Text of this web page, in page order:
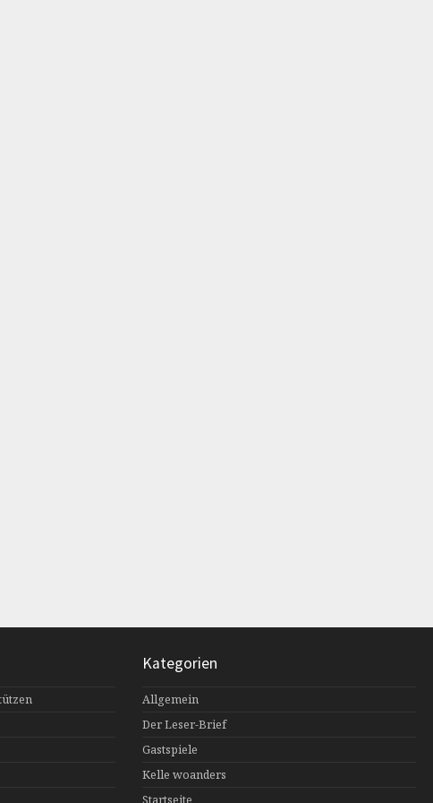
Kategorien
Allgemein
Der Leser-Brief
Gastspiele
Kelle woanders
Startseite